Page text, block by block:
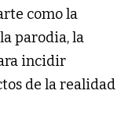
como la
parodia, la
incidir
de la realidad